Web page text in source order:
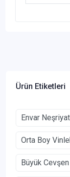
Ürün Etiketleri
Envar Neşriyat
Orta Boy
Büyük